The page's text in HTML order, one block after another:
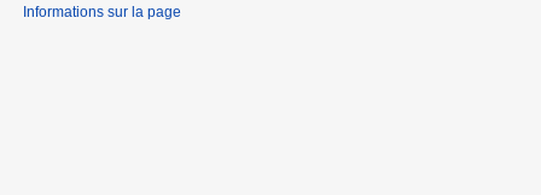
Informations sur la page